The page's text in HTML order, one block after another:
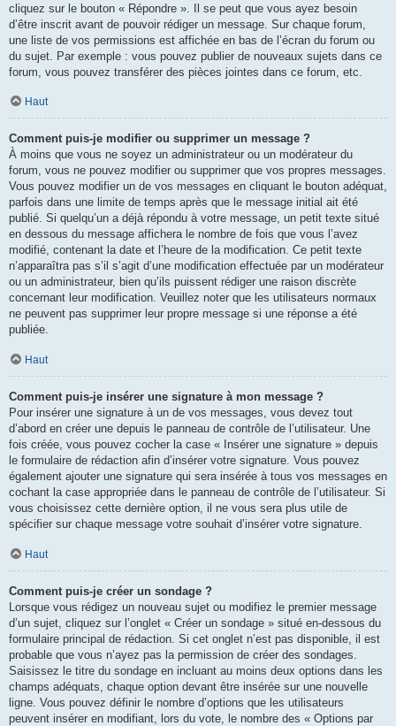
cliquez sur le bouton « Répondre ». Il se peut que vous ayez besoin
d’être inscrit avant de pouvoir rédiger un message. Sur chaque forum,
une liste de vos permissions est affichée en bas de l’écran du forum ou
du sujet. Par exemple : vous pouvez publier de nouveaux sujets dans ce
forum, vous pouvez transférer des pièces jointes dans ce forum, etc.
Haut
Comment puis-je modifier ou supprimer un message ?
À moins que vous ne soyez un administrateur ou un modérateur du
forum, vous ne pouvez modifier ou supprimer que vos propres messages.
Vous pouvez modifier un de vos messages en cliquant le bouton adéquat,
parfois dans une limite de temps après que le message initial ait été
publié. Si quelqu’un a déjà répondu à votre message, un petit texte situé
en dessous du message affichera le nombre de fois que vous l’avez
modifié, contenant la date et l’heure de la modification. Ce petit texte
n’apparaîtra pas s’il s’agit d’une modification effectuée par un modérateur
ou un administrateur, bien qu’ils puissent rédiger une raison discrète
concernant leur modification. Veuillez noter que les utilisateurs normaux
ne peuvent pas supprimer leur propre message si une réponse a été
publiée.
Haut
Comment puis-je insérer une signature à mon message ?
Pour insérer une signature à un de vos messages, vous devez tout
d’abord en créer une depuis le panneau de contrôle de l’utilisateur. Une
fois créée, vous pouvez cocher la case « Insérer une signature » depuis
le formulaire de rédaction afin d’insérer votre signature. Vous pouvez
également ajouter une signature qui sera insérée à tous vos messages en
cochant la case appropriée dans le panneau de contrôle de l’utilisateur. Si
vous choisissez cette dernière option, il ne vous sera plus utile de
spécifier sur chaque message votre souhait d’insérer votre signature.
Haut
Comment puis-je créer un sondage ?
Lorsque vous rédigez un nouveau sujet ou modifiez le premier message
d’un sujet, cliquez sur l’onglet « Créer un sondage » situé en-dessous du
formulaire principal de rédaction. Si cet onglet n’est pas disponible, il est
probable que vous n’ayez pas la permission de créer des sondages.
Saisissez le titre du sondage en incluant au moins deux options dans les
champs adéquats, chaque option devant être insérée sur une nouvelle
ligne. Vous pouvez définir le nombre d’options que les utilisateurs
peuvent insérer en modifiant, lors du vote, le nombre des « Options par